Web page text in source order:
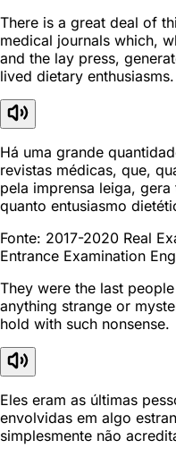
There is a great deal of
medical journals which,
and the lay press,
lived dietary enthusiasms.
Há uma grande
revistas médicas, que,
pela imprensa leiga,
quanto entusiasmo
Fonte: 2017-2020 Real
Entrance Examination
They were the last
anything strange or
hold with such nonsense.
Eles eram as últimas
envolvidas em algo
simplesmente não